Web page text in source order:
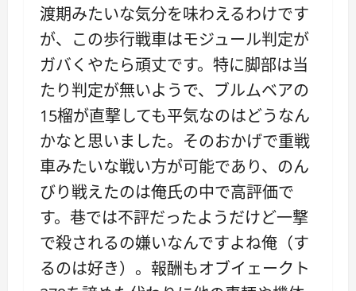
渡期みたいな気分を味わえるわけです
が、この歩行戦車はモジュール判定が
ガバくやたら頑丈です。特に脚部は当
たり判定が無いようで、ブルムベアの
15榴が直撃しても平気なのはどうなん
かなと思いました。そのおかげで重戦
車みたいな戦い方が可能であり、のん
びり戦えたのは俺氏の中で高評価で
す。巷では不評だったようだけど一撃
で殺されるの嫌いなんですよね俺（す
るのは好き）。報酬もオブイェークト